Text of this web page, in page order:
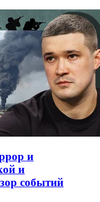
и
и
событий